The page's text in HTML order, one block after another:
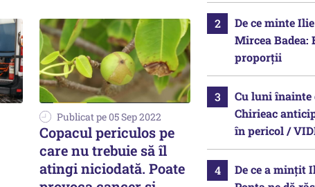
Publicat pe 05 Sep 2022
Copacul periculos pe
care nu trebuie să îl
atingi niciodată. Poate
De ce minte
Mircea Badea:
proporții
Cu luni înainte
Chirieac
în pericol /
De ce a mințit